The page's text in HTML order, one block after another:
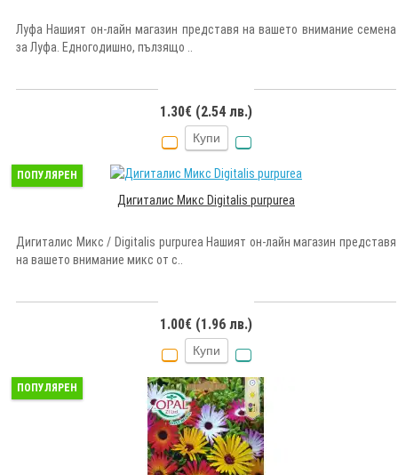
Луфа Нашият он-лайн магазин представя на вашето внимание семена
за Луфа. Едногодишно, пълзящо ..
1.30€ (2.54 лв.)
Купи
ПОПУЛЯРЕН
Дигиталис Микс Digitalis purpurea
Дигиталис Микс / Digitalis purpurea Нашият он-лайн магазин представя
на вашето внимание микс от с..
1.00€ (1.96 лв.)
Купи
ПОПУЛЯРЕН